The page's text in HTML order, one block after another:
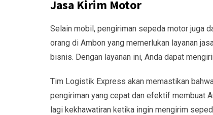
Jasa Kirim Motor
Selain mobil, pengiriman sepeda motor juga
orang di Ambon yang memerlukan layanan
bisnis. Dengan layanan ini, Anda dapat
Tim Logistik Express akan memastikan
pengiriman yang cepat dan efektif membuat
lagi kekhawatiran ketika ingin mengirim